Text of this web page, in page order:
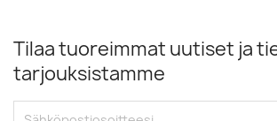
Tilaa tuoreimmat uutiset ja
tarjouksistamme